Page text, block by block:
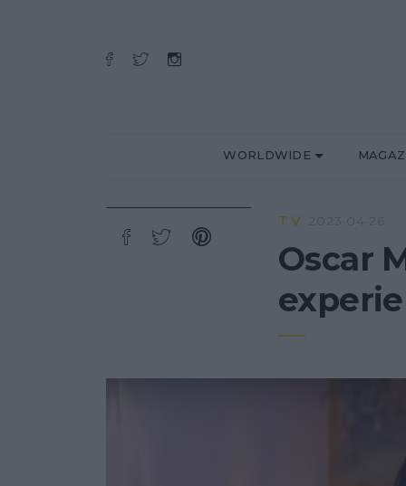
WORLDWIDE
TV 2023·04·26
Oscar